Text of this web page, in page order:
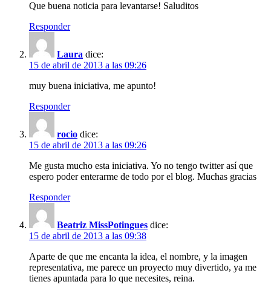
Que buena noticia para levantarse! Saluditos
Responder
Laura dice:
15 de abril de 2013 a las 09:26
muy buena iniciativa, me apunto!
Responder
rocio dice:
15 de abril de 2013 a las 09:26
Me gusta mucho esta iniciativa. Yo no tengo twitter así que
espero poder enterarme de todo por el blog. Muchas gracias
Responder
Beatriz MissPotingues dice:
15 de abril de 2013 a las 09:38
Aparte de que me encanta la idea, el nombre, y la imagen
representativa, me parece un proyecto muy divertido, ya me
tienes apuntada para lo que necesites, reina.